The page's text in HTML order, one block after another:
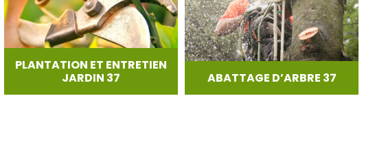
PLANTATION ET ENTRETIEN
JARDIN 37
ABATTAGE D’ARBRE 37